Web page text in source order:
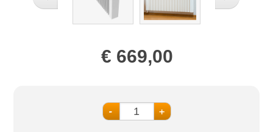
€ 669,00
- +